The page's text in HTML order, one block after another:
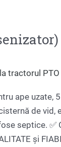
tractorul PTO
ape uzate,
de vid,
septice. ✅
și